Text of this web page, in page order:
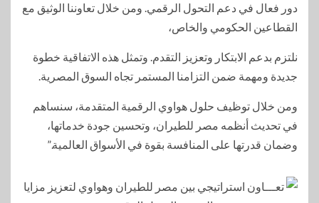
دور فعال في دعم التحول الرقمي. ومن خلال تعاوننا الوثيق مع
القطاعين الحكومي والخاص،
نلتزم بدعم الابتكار وتعزيز التقدم. وتمثل هذه الاتفاقية خطوة
جديدة ومهمة ضمن التزامنا المستمر تجاه السوق المصرية.
ومن خلال توظيف حلول هواوي الرقمية المتقدمة، سنساهم
في تحديث أنظمه مصر للطيران، وتحسين جودة خدماتها،
وضمان قدرتها على المنافسة بقوة في الأسواق العالمية.”